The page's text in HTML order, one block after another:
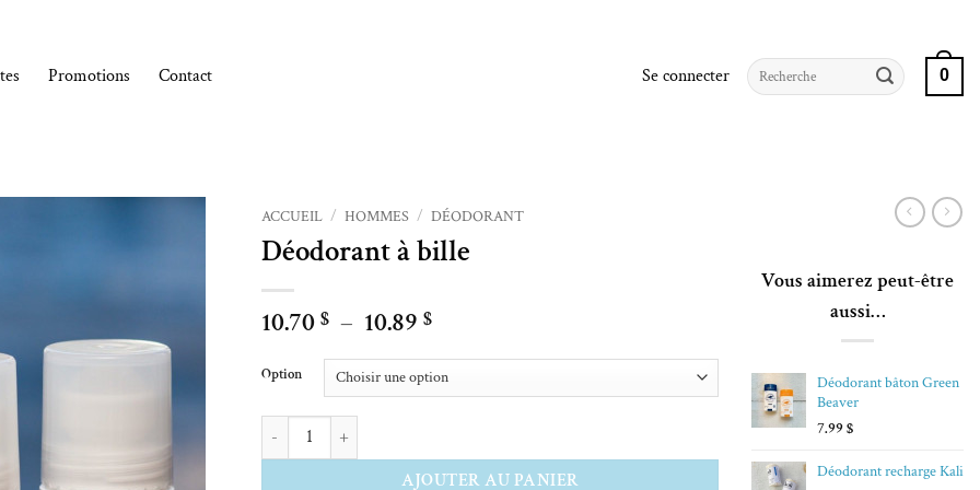
Promotions Contact Se connecter
Recherche
pour :
0
ACCUEIL / HOMMES / DÉODORANT
Déodorant à bille
10.70 $ – 10.89 $Plage
prix :
10.70 $
10.89 $
Option
quantité de Déodorant à bille
AJOUTER AU PANIER
Alternative:
Vous aimerez peut-être
aussi…
Déodorant bâton Green
Beaver
7.99$
Déodorant recharge Kali